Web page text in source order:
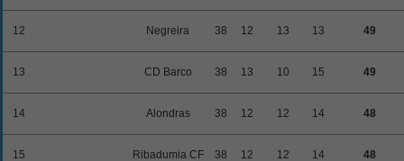
12 Negreira 38 12 13 13 49
13 CD Barco 38 13 10 15 49
14 Alondras 38 12 12 14 48
15 Ribadumia CF 38 12 12 14 48